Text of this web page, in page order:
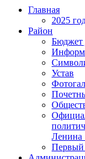
Главная
2025
Район
Бюджет
Устав
Ленина
Первый